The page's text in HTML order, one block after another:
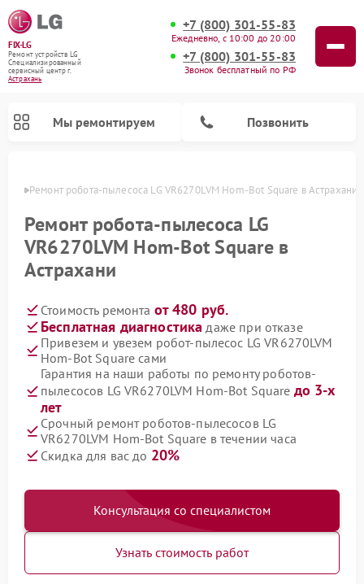
FIX-LG
Ремонт устройств LG
Специализированный
cервисный центр г.
Астрахань
+7 (800) 301-55-83
Ежедневно, с 10:00 до 20:00
+7 (800) 301-55-83
Звонок бесплатный по РФ
Мы ремонтируем Позвонить
Ремонт робота-пылесоса LG VR6270LVM Hom-Bot Square в Астрахани
Ремонт робота-пылесоса LG
VR6270LVM Hom-Bot Square в
Астрахани
Стоимость ремонта от 480 руб.
Бесплатная диагностика даже при отказе
Привезем и увезем робот-пылесос LG VR6270LVM
Hom-Bot Square сами
Гарантия на наши работы по ремонту роботов-
пылесосов LG VR6270LVM Hom-Bot Square до 3-х
лет
Срочный ремонт роботов-пылесосов LG
VR6270LVM Hom-Bot Square в течении часа
Скидка для вас до 20%
Консультация со специалистом
Узнать стоимость работ